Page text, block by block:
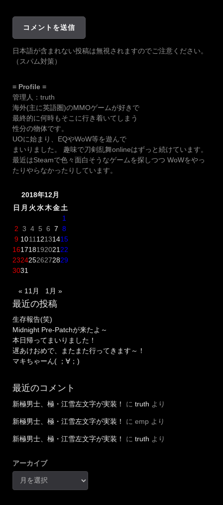
日本語が含まれない投稿は無視されますのでご注意ください。
（スパム対策）
= Profile =
管理人：truth
海外(主に英語圏)のMMOゲームが好きで
最終的に何時もそこに行き着いてしまう
性分の物体です。
UOに始まり、EQやWoW等を遊んで
まいりました。 趣味で刀剣乱舞onlineはずっと続けています。
最近はSteamで色々面白そうなゲームを探しつつ WoWをやっ
たりやらなかったりしています。
2018年12月
日 月 火水木金土
1
2 3 4 5 6 7 8
9 1011 12131415
161718192021 22
23242526272829
3031
« 11月 1月 »
最近の投稿
生存報告(笑)
Midnight Pre-Patchが来たよ～
本日帰ってまいりました！
遅あけおめで、またまた行ってきます～！
マキちゃーん( ；∀；)
最近のコメント
新極男士、極・江雪左文字が実装！ に truth より
新極男士、極・江雪左文字が実装！ に emp より
新極男士、極・江雪左文字が実装！ に truth より
アーカイブ